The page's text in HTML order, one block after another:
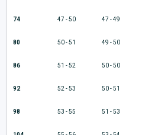
74 47 - 50 47 - 49
80 50 - 51 49 - 50
86 51 - 52 50 - 50
92 52 - 53 50 - 51
98 53 - 55 51 - 53